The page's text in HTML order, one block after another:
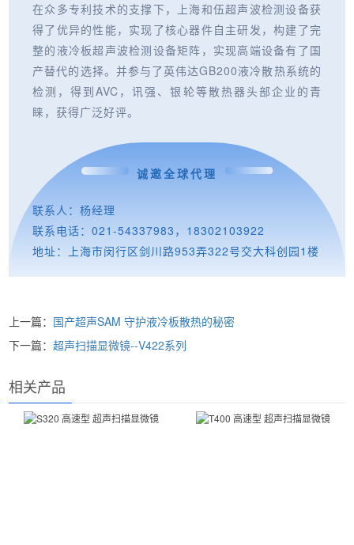
在众多专利技术的支撑下，上海和伍超声波检测设备获
得了优异的性能，实现了核心器件自主研发，构建了完
整的液冷板超声波检测设备矩阵，实现高端设备有了国
产替代的选择。并参与了英伟达GB200液冷散热系统的
检测，得到AVC，讯强、银轮等散热器头部企业的青
睐，获得广泛好评。
诚邀全球代理
联系人：杨经理
联系电话：021-54337983，18302103922
地址：上海市闵行区剑川路953弄322号交大科创园1楼
上一篇： 国产超声SAM 守护液冷板散热的秘密
下一篇：超声扫描显微镜--V422系列
相关产品